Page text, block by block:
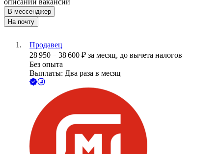
описании вакансии
В мессенджер
На почту
Продавец
28 950 – 38 600 ₽ за месяц, до вычета налогов
Без опыта
Выплаты: Два раза в месяц